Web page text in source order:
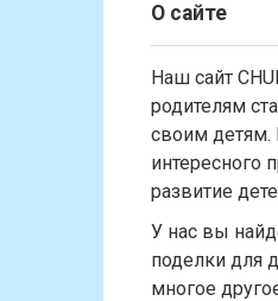
О сайте
Наш сайт
родителям
своим детям.
интересного
развитие
У нас вы
поделки для
многое